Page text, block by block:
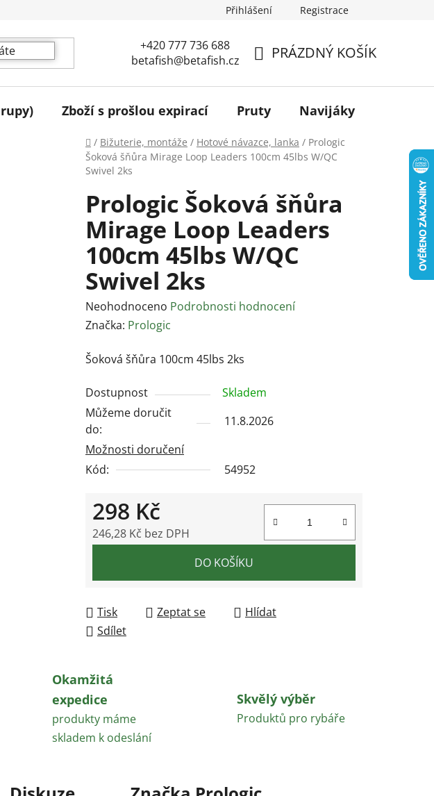
podmínky Přihlášení Registrace
KOŠÍK
PRÁZDNÝ KOŠÍK
+420 777 736 688
betafish@betafish.cz
Zboží s prošlou expirací Pruty Navijáky
Domů
/ Bižuterie, montáže / Hotové návazce, lanka / Prologic
Šoková šňůra Mirage Loop Leaders 100cm 45lbs W/QC
Swivel 2ks
Prologic Šoková šňůra
Mirage Loop Leaders
100cm 45lbs W/QC
Swivel 2ks
Průměrné
hodnocení
je
z
5
hvězdiček.
Neohodnoceno Podrobnosti hodnocení
Značka: Prologic
Šoková šňůra 100cm 45lbs 2ks
Dostupnost
Skladem
Můžeme doručit
do:
11.8.2026
Možnosti doručení
Kód:
54952
298 Kč
246,28 Kč bez DPH
DO KOŠÍKU
Tisk Zeptat se
Hlídat
Sdílet
Okamžitá
expedice
produkty máme
skladem k odeslání
Skvělý výběr
Produktů pro rybáře